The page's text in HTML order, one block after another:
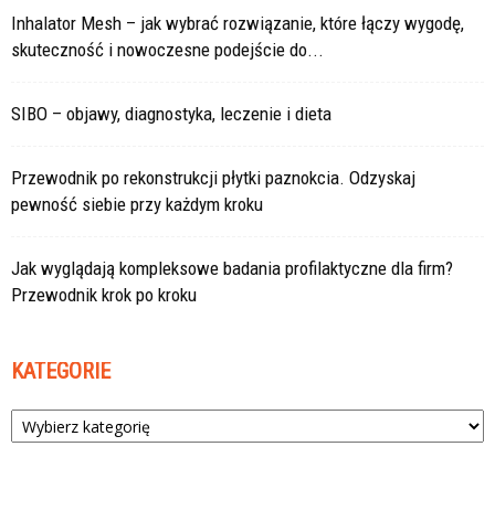
Inhalator Mesh – jak wybrać rozwiązanie, które łączy wygodę,
skuteczność i nowoczesne podejście do...
SIBO – objawy, diagnostyka, leczenie i dieta
Przewodnik po rekonstrukcji płytki paznokcia. Odzyskaj
pewność siebie przy każdym kroku
Jak wyglądają kompleksowe badania profilaktyczne dla firm?
Przewodnik krok po kroku
KATEGORIE
Kategorie